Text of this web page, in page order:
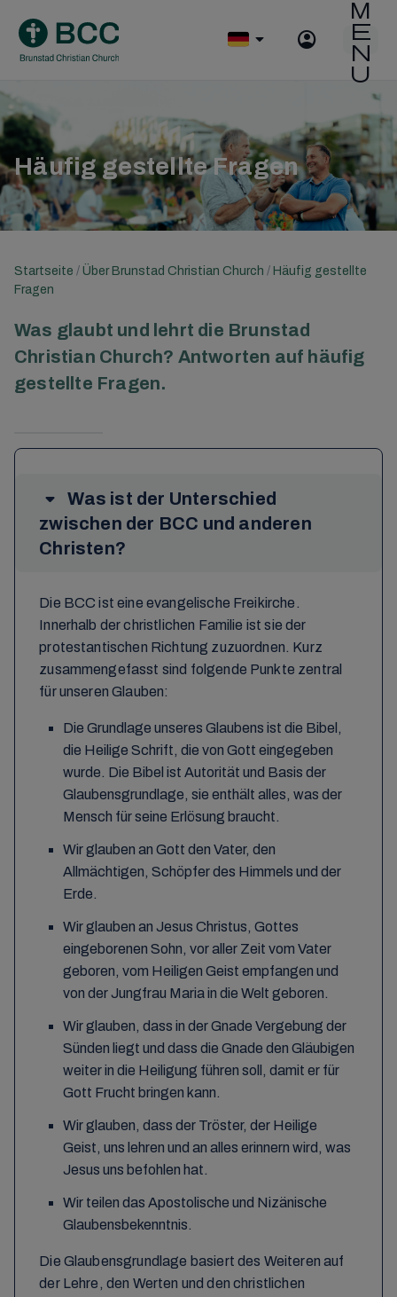
content
O
p
e
n
m
o
b
i
l
e
m
u
Häufig gestellte Fragen
Startseite / Über Brunstad Christian Church / Häufig gestellte
Fragen
Was glaubt und lehrt die Brunstad
Christian Church? Antworten auf häufig
gestellte Fragen.
Was ist der Unterschied
zwischen der BCC und anderen
Christen?
Die BCC ist eine evangelische Freikirche.
Innerhalb der christlichen Familie ist sie der
protestantischen Richtung zuzuordnen. Kurz
zusammengefasst sind folgende Punkte zentral
für unseren Glauben:
Die Grundlage unseres Glaubens ist die Bibel,
die Heilige Schrift, die von Gott eingegeben
wurde. Die Bibel ist Autorität und Basis der
Glaubensgrundlage, sie enthält alles, was der
Mensch für seine Erlösung braucht.
Wir glauben an Gott den Vater, den
Allmächtigen, Schöpfer des Himmels und der
Erde.
Wir glauben an Jesus Christus, Gottes
eingeborenen Sohn, vor aller Zeit vom Vater
geboren, vom Heiligen Geist empfangen und
von der Jungfrau Maria in die Welt geboren.
Wir glauben, dass in der Gnade Vergebung der
Sünden liegt und dass die Gnade den Gläubigen
weiter in die Heiligung führen soll, damit er für
Gott Frucht bringen kann.
Wir glauben, dass der Tröster, der Heilige
Geist, uns lehren und an alles erinnern wird, was
Jesus uns befohlen hat.
Wir teilen das Apostolische und Nizänische
Glaubensbekenntnis.
Die Glaubensgrundlage basiert des Weiteren auf
der Lehre, den Werten und den christlichen